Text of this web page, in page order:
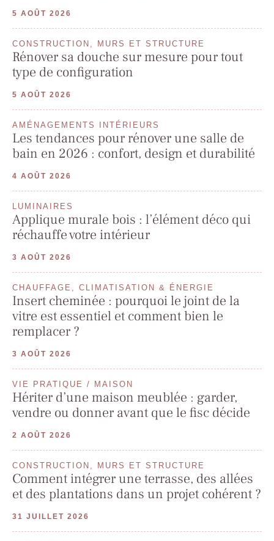
5 AOÛT 2026
CONSTRUCTION, MURS ET STRUCTURE
Rénover sa douche sur mesure pour tout
type de configuration
5 AOÛT 2026
AMÉNAGEMENTS INTÉRIEURS
Les tendances pour rénover une salle de
bain en 2026 : confort, design et durabilité
4 AOÛT 2026
LUMINAIRES
Applique murale bois : l’élément déco qui
réchauffe votre intérieur
3 AOÛT 2026
CHAUFFAGE, CLIMATISATION & ÉNERGIE
Insert cheminée : pourquoi le joint de la
vitre est essentiel et comment bien le
remplacer ?
3 AOÛT 2026
VIE PRATIQUE / MAISON
Hériter d’une maison meublée : garder,
vendre ou donner avant que le fisc décide
2 AOÛT 2026
CONSTRUCTION, MURS ET STRUCTURE
Comment intégrer une terrasse, des allées
et des plantations dans un projet cohérent ?
31 JUILLET 2026